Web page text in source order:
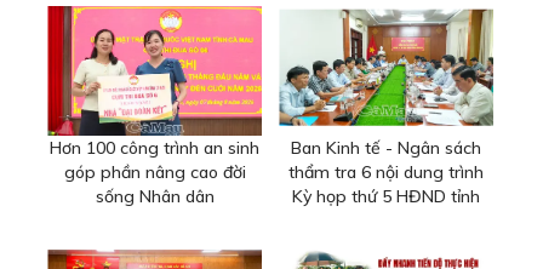
Hơn 100 công trình an sinh
góp phần nâng cao đời
sống Nhân dân
Ban Kinh tế - Ngân sách
thẩm tra 6 nội dung trình
Kỳ họp thứ 5 HĐND tỉnh